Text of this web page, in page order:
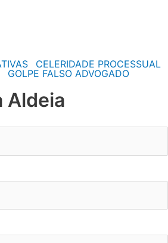
CELERIDADE PROCESSUAL
GOLPE FALSO ADVOGADO
Aldeia